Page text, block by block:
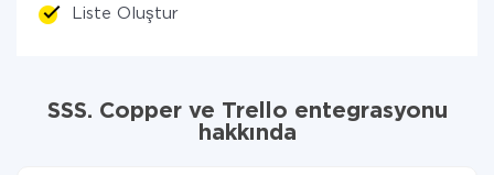
Liste Oluştur
SSS. Copper ve Trello entegrasyonu
hakkında